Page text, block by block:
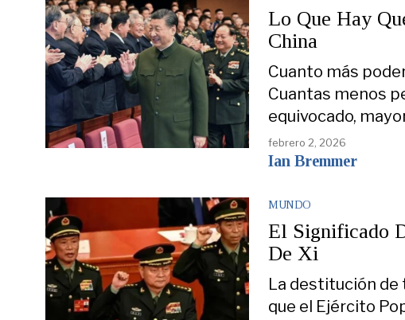
Lo Que Hay
China
Cuanto más
Cuantas menos
equivocado,
febrero 2, 2026
Ian Bremmer
MUNDO
El Significado
De Xi
La destitución de
que el Ejército